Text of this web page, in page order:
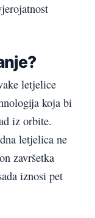
letjelice
koja bi
iz orbite.
letjelica ne
završetka
iznosi pet